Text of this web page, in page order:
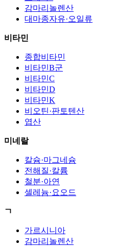
감마리놀렌산
대마종자유·오일류
비타민
종합비타민
비타민B군
비타민C
비타민D
비타민K
비오틴·판토텐산
엽산
미네랄
칼슘·마그네슘
전해질·칼륨
철분·아연
셀레늄·요오드
ㄱ
가르시니아
감마리놀렌산